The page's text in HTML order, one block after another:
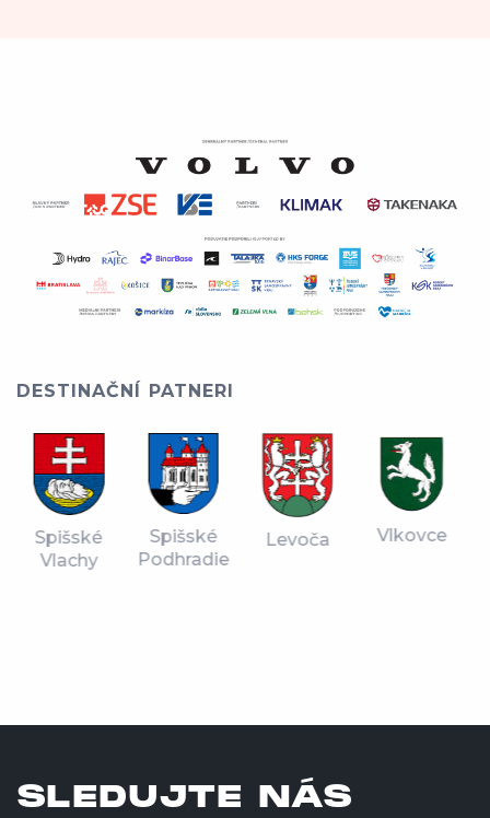
DESTINAČNÍ PATNERI
Spišské
Vlachy
Spišské
Podhradie
Levoča Vlkovce
SLEDUJTE NÁS